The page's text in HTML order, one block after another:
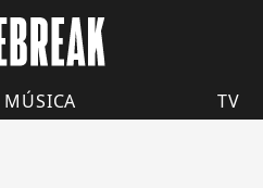
MÚSICA TV